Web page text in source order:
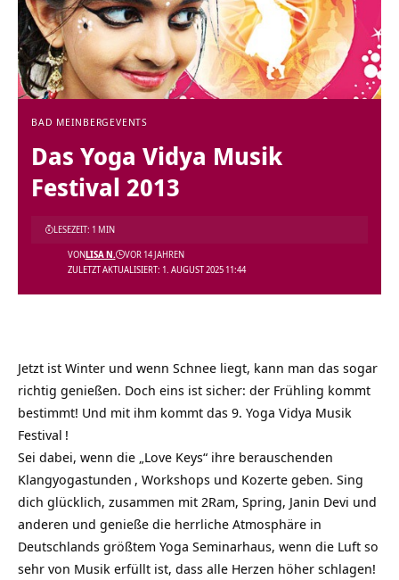
BAD MEINBERG EVENTS
Das Yoga Vidya Musik
Festival 2013
ZULETZT AKTUALISIERT: 1. AUGUST 2025 11:44
VONLISA N. VOR 14 JAHREN
LESEZEIT: 1 MIN
Jetzt ist Winter und wenn Schnee liegt, kann man das sogar
richtig genießen. Doch eins ist sicher: der Frühling kommt
bestimmt! Und mit ihm kommt das 9. Yoga Vidya Musik
Festival !
Sei dabei, wenn die „Love Keys“ ihre berauschenden
Klangyogastunden , Workshops und Kozerte geben. Sing
dich glücklich, zusammen mit 2Ram, Spring, Janin Devi und
anderen und genieße die herrliche Atmosphäre in
Deutschlands größtem Yoga Seminarhaus, wenn die Luft so
sehr von Musik erfüllt ist, dass alle Herzen höher schlagen!